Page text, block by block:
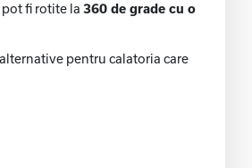
fi rotite la 360 de grade cu o
pentru calatoria care